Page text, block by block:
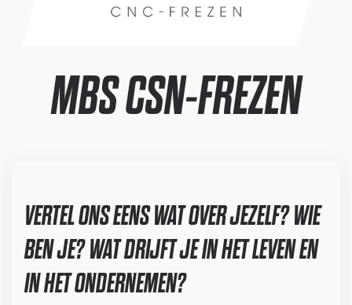
MBS CSN-FREZEN
VERTEL ONS EENS WAT OVER JEZELF? WIE
BEN JE? WAT DRIJFT JE IN HET LEVEN EN
IN HET ONDERNEMEN?